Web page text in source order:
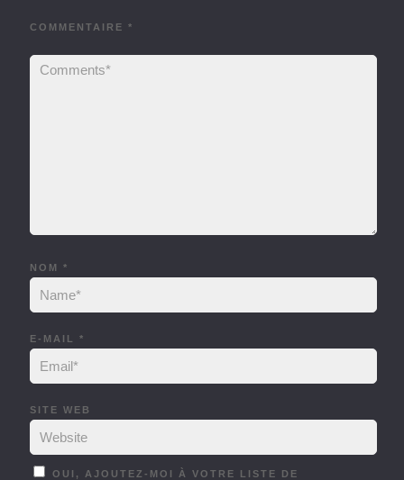
COMMENTAIRE *
NOM *
E-MAIL *
SITE WEB
OUI, AJOUTEZ-MOI À VOTRE LISTE DE